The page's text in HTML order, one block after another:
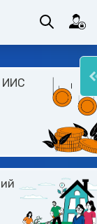
ИИС